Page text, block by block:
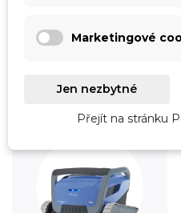
Marketingové
Jen nezbytné
Přejít na stránku